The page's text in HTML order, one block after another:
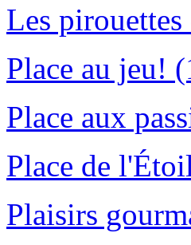
Les
Place au jeu!
Place aux
Place de
Plaisirs